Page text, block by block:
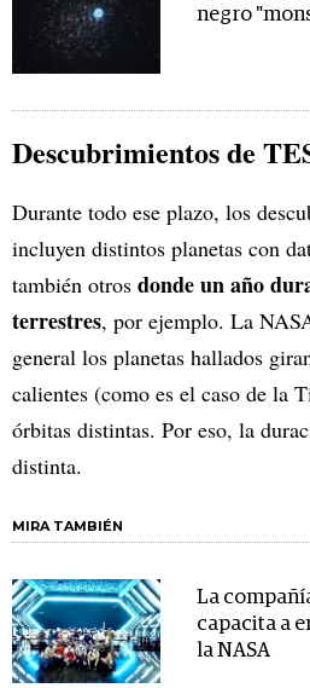
negro
Descubrimientos de
Durante todo ese plazo, los
incluyen distintos planetas con
también otros donde un año
terrestres, por ejemplo. La
general los planetas hallados
calientes (como es el caso de la
órbitas distintas. Por eso, la
distinta.
MIRA TAMBIÉN
La
capacita a
la NASA